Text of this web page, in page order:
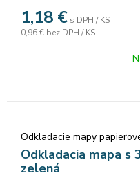
1,18 € s DPH / KS
0,96 € bez DPH / KS
Odkladacie mapy
Odkladacia mapa s
zelená